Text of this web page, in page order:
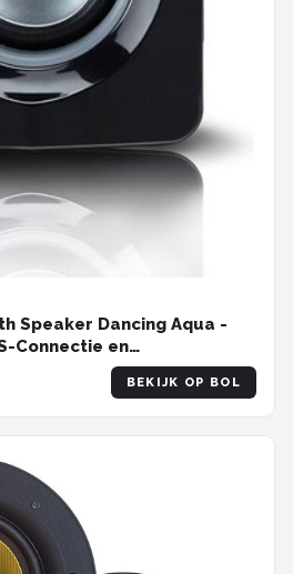
Speaker Dancing Aqua -
Connectie en
met Lichtshow -
- Zwart
BEKIJK OP BOL